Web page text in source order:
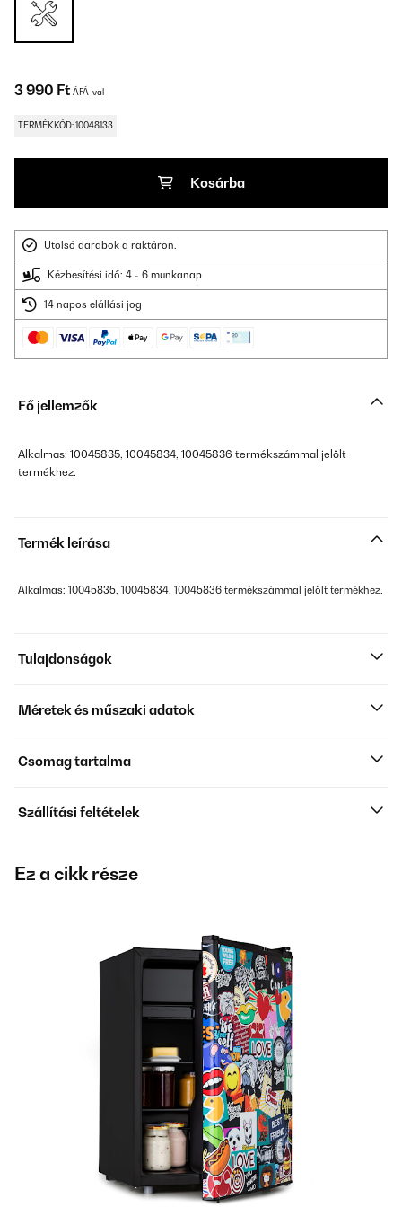
3 990 Ft ÁFÁ-val
TERMÉKKÓD: 10048133
Kosárba
Utolsó darabok a raktáron.
Kézbesítési idő: 4 - 6 munkanap
14 napos elállási jog
Fő jellemzők
Alkalmas: 10045835, 10045834, 10045836 termékszámmal jelölt
termékhez.
Termék leírása
Alkalmas: 10045835, 10045834, 10045836 termékszámmal jelölt termékhez.
Tulajdonságok
Méretek és műszaki adatok
Csomag tartalma
Szállítási feltételek
Ez a cikk része